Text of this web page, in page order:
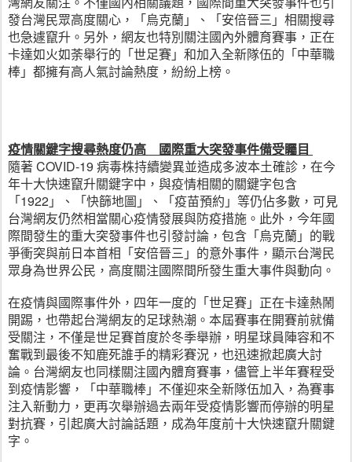
發台灣民眾高度關心，「烏克蘭」、「安倍晉三」相關搜尋
也急遽竄升。另外，網友也特別關注國內外體育賽事，正在
卡達如火如荼舉行的「世足賽」和加入全新隊伍的「中華職
棒」都擁有高人氣討論熱度，紛紛上榜。
疫情關鍵字搜尋熱度仍高　國際重大突發事件備受矚目
隨著 COVID-19 病毒株持續變異並造成多波本土確診，在今
年十大快速竄升關鍵字中，與疫情相關的關鍵字包含
「1922」、「快篩地圖」、「疫苗預約」等仍佔多數，可見
台灣網友仍然相當關心疫情發展與防疫措施。此外，今年國
際間發生的重大突發事件也引發討論，包含「烏克蘭」的戰
爭衝突與前日本首相「安倍晉三」的意外事件，顯示台灣民
眾身為世界公民，高度關注國際間所發生重大事件與動向。
在疫情與國際事件外，四年一度的「世足賽」正在卡達熱鬧
開踢，也帶起台灣網友的足球熱潮。本屆賽事在開賽前就備
受關注，不僅是世足賽首度於冬季舉辦，明星球員陣容和不
奮戰到最後不知鹿死誰手的精彩賽況，也迅速掀起廣大討
論。台灣網友也同樣關注國內體育賽事，儘管上半年賽程受
到疫情影響，「中華職棒」不僅迎來全新隊伍加入，為賽事
注入新動力，更再次舉辦過去兩年受疫情影響而停辦的明星
對抗賽，引起廣大討論話題，成為年度前十大快速竄升關鍵
字。